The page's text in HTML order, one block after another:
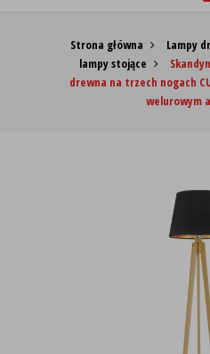
Strona główna Lampy
lampy stojące
drewna na trzech nogach
welurowym